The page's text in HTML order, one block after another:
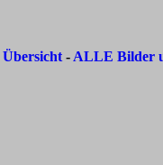
Übersicht - ALLE Bilder